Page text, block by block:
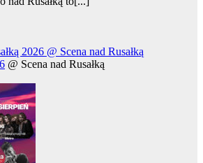
2026 @ Scena nad Rusałką
@ Scena nad Rusałką